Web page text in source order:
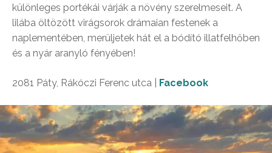
különleges portékái várják a növény szerelmeseit. A
lilába öltözött virágsorok drámaian festenek a
naplementében, merüljetek hát el a bódító illatfelhőben
és a nyár aranyló fényében!
2081 Páty, Rákóczi Ferenc utca | Facebook